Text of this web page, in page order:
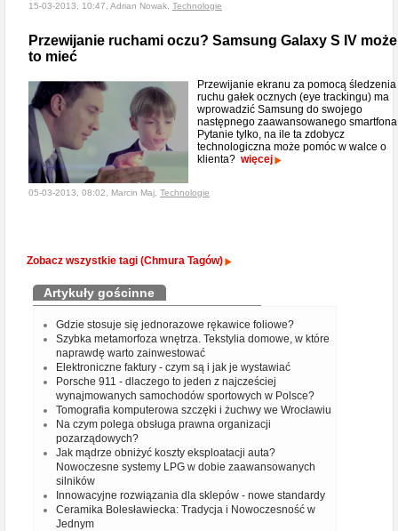
15-03-2013, 10:47, Adrian Nowak, Technologie
Przewijanie ruchami oczu? Samsung Galaxy S IV może
to mieć
Przewijanie ekranu za pomocą śledzenia
ruchu gałek ocznych (eye trackingu) ma
wprowadzić Samsung do swojego
następnego zaawansowanego
Pytanie tylko, na ile ta zdobycz
technologiczna może pomóc w walce o
klienta? więcej
05-03-2013, 08:02, Marcin Maj, Technologie
Zobacz wszystkie tagi (Chmura Tagów)
Artykuły gościnne
Gdzie stosuje się jednorazowe rękawice foliowe?
Szybka metamorfoza wnętrza. Tekstylia domowe, w które
naprawdę warto zainwestować
Elektroniczne faktury - czym są i jak je wystawiać
Porsche 911 - dlaczego to jeden z najcześciej
wynajmowanych samochodów sportowych w Polsce?
Tomografia komputerowa szczęki i żuchwy we Wrocławiu
Na czym polega obsługa prawna organizacji
pozarządowych?
Jak mądrze obniżyć koszty eksploatacji auta?
Nowoczesne systemy LPG w dobie zaawansowanych
silników
Innowacyjne rozwiązania dla sklepów - nowe standardy
Ceramika Bolesławiecka: Tradycja i Nowoczesność w
Jednym